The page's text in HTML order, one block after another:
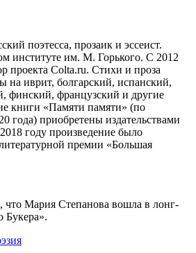
поэтесса, прозаик и эссеист.
институте им. М. Горького. С 2012
проекта Colta.ru. Стихи и проза
на иврит, болгарский, испанский,
финский, французский и другие
книги «Памяти памяти» (по
года) приобретены издательствами
году произведение было
премии «Большая
что Мария Степанова вошла в лонг-
Букера».